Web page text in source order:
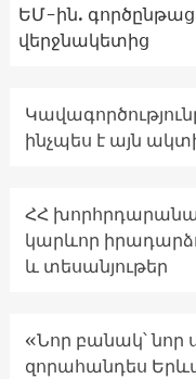
ԵՄ-ին. գործընթացը
վերջնակետից
ինչպես է այն
ՀՀ
կարևոր
և տեսանյութեր
«Նոր բանակ՝ նոր
զորահանդես